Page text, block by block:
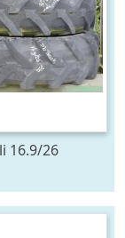
16.9/26